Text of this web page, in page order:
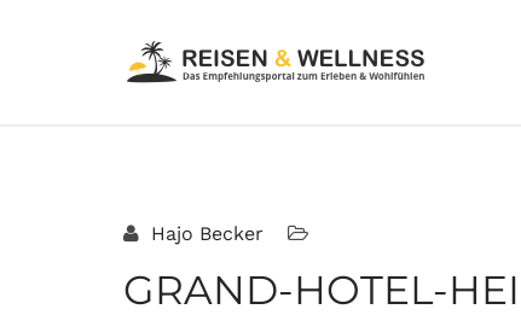
Hajo Becker
GRAND-HOTEL-